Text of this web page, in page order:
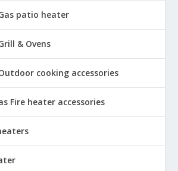
patio heater
& Ovens
cooking accessories
Fire heater accessories